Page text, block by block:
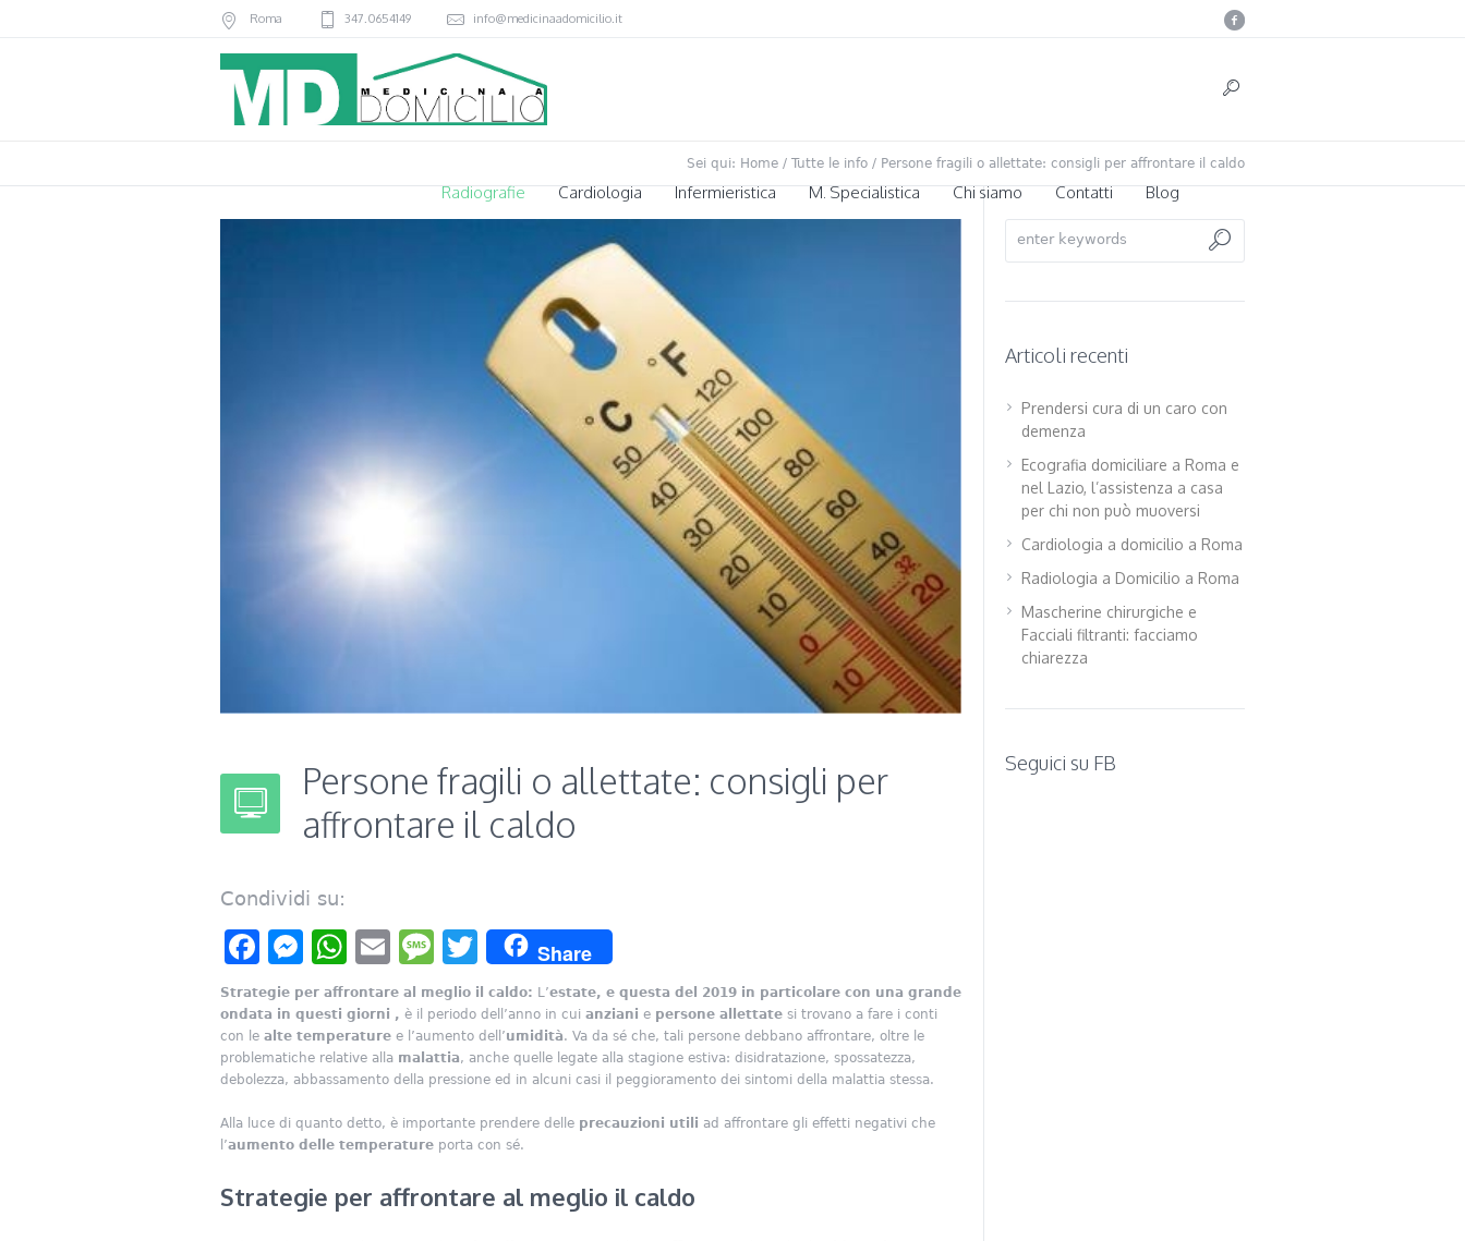
Roma 347.0654149 info@medicinaadomicilio.it
Radiografie Cardiologia Infermieristica M. Specialistica Chi siamo Contatti Blog
Sei qui: Home / Tutte le info / Persone fragili o allettate: consigli per affrontare il caldo
Persone fragili o allettate: consigli per
affrontare il caldo
Condividi su:
Facebook
Messenger
WhatsApp
EmailMessage
Twitter
Share
Strategie per affrontare al meglio il caldo: L’estate, e questa del 2019 in particolare con una grande
ondata in questi giorni , è il periodo dell’anno in cui anziani e persone allettate si trovano a fare i conti
con le alte temperature e l’aumento dell’umidità. Va da sé che, tali persone debbano affrontare, oltre le
problematiche relative alla malattia, anche quelle legate alla stagione estiva: disidratazione, spossatezza,
debolezza, abbassamento della pressione ed in alcuni casi il peggioramento dei sintomi della malattia stessa.
Alla luce di quanto detto, è importante prendere delle precauzioni utili ad affrontare gli effetti negativi che
l’aumento delle temperature porta con sé.
Strategie per affrontare al meglio il caldo
Articoli recenti
Prendersi cura di un caro con
demenza
Ecografia domiciliare a Roma e
nel Lazio, l’assistenza a casa
per chi non può muoversi
Cardiologia a domicilio a Roma
Radiologia a Domicilio a Roma
Mascherine chirurgiche e
Facciali filtranti: facciamo
chiarezza
Seguici su FB